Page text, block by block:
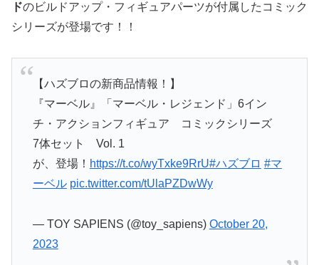
ドのビルドアップ・フィギュアパーツが付属したコミック
シリーズが登場です！！
【ハズブロの新商品情報！】
『マーベル』「マーベル・レジェンド」6イン
チ・アクションフィギュア コミックシリーズ
7体セット Vol. 1
が、登場！ https://t.co/wyTxke9RrU#ハズブロ #マ
ーベル pic.twitter.com/tUlaPZDwWy
— TOY SAPIENS (@toy_sapiens) October 20,
2023